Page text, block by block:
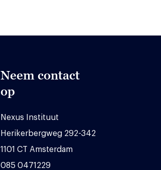
Neem contact
op
Nexus Instituut
Herikerbergweg 292-342
1101 CT Amsterdam
085 0471229